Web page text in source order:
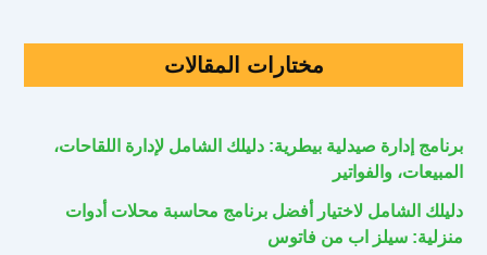
مختارات المقالات
برنامج إدارة صيدلية بيطرية: دليلك الشامل لإدارة اللقاحات،
المبيعات، والفواتير
دليلك الشامل لاختيار أفضل برنامج محاسبة محلات أدوات
منزلية: سيلز اب من فاتوس